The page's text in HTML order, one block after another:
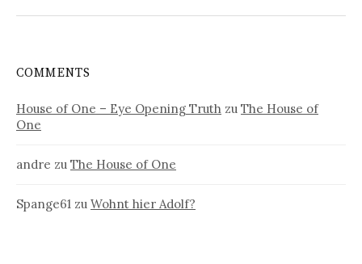
COMMENTS
House of One – Eye Opening Truth zu The House of
One
andre zu The House of One
Spange61 zu Wohnt hier Adolf?